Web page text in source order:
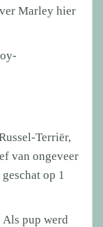
Marley hier
Terriër,
van ongeveer
op 1
pup werd